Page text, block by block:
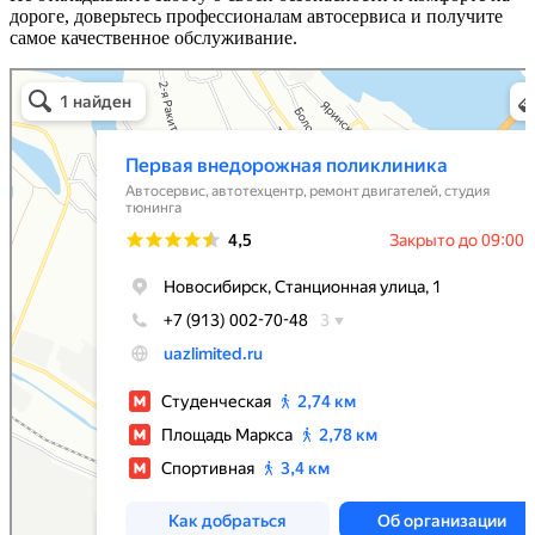
дороге, доверьтесь профессионалам автосервиса и получите
самое качественное обслуживание.
Первая внедорожная поликлиника
Автосервис, автотехцентр в Новосибирске
Ремонт двигателей в Новосибирске